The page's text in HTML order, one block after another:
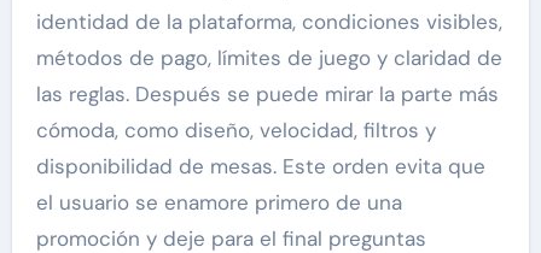
identidad de la plataforma, condiciones visibles,
métodos de pago, límites de juego y claridad de
las reglas. Después se puede mirar la parte más
cómoda, como diseño, velocidad, filtros y
disponibilidad de mesas. Este orden evita que
el usuario se enamore primero de una
promoción y deje para el final preguntas